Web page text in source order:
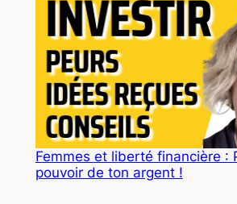
Femmes et liberté financière :
pouvoir de ton argent !